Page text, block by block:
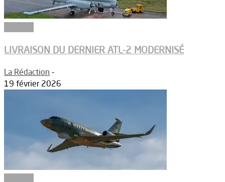
LIVRAISON DU DERNIER ATL-2 MODERNISÉ
La Rédaction -
19 février 2026